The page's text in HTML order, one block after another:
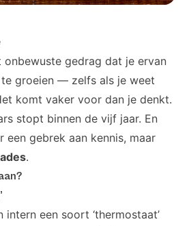
gedrag dat je ervan
groeien — zelfs als je weet
komt vaker voor dan je denkt.
stopt binnen de vijf jaar. En
gebrek aan kennis, maar
.
intern een soort ‘thermostaat’